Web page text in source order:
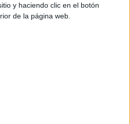
y haciendo clic en el botón
de la página web.